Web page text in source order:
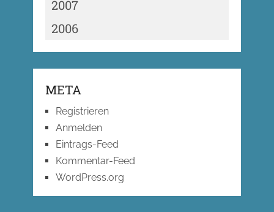
2007
2006
META
Registrieren
Anmelden
Eintrags-Feed
Kommentar-Feed
WordPress.org